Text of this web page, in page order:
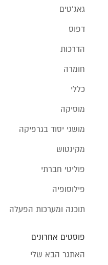
גאג'טים
דפוס
הדרכות
חומרה
כללי
מוסיקה
מושגי יסוד בגרפיקה
מקינטוש
פוליטי חברתי
פילוסופיה
תוכנה ומערכות הפעלה
פוסטים אחרונים
האתגר הבא שלי